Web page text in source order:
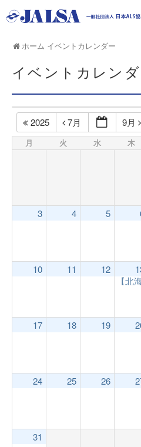
ホーム イベントカレンダー
イベントカレンダ
2025 7月 9月
月 火 水 木
3 4 5
10 11 12
【
17 18 19
24 25 26
31